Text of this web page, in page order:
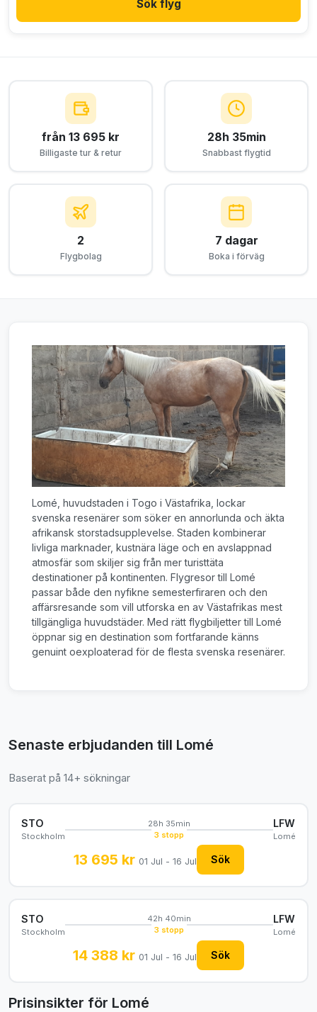
Sök flyg
från 13 695 kr
Billigaste tur & retur
28h 35min
Snabbast flygtid
2
Flygbolag
7 dagar
Boka i förväg
Lomé, huvudstaden i Togo i Västafrika, lockar
svenska resenärer som söker en annorlunda och äkta
afrikansk storstadsupplevelse. Staden kombinerar
livliga marknader, kustnära läge och en avslappnad
atmosfär som skiljer sig från mer turisttäta
destinationer på kontinenten. Flygresor till Lomé
passar både den nyfikne semesterfiraren och den
affärsresande som vill utforska en av Västafrikas mest
tillgängliga huvudstäder. Med rätt flygbiljetter till Lomé
öppnar sig en destination som fortfarande känns
genuint oexploaterad för de flesta svenska resenärer.
Senaste erbjudanden till Lomé
Baserat på 14+ sökningar
STO
Stockholm
28h 35min
3 stopp
LFW
Lomé
13 695 kr 01 Jul - 16 Jul Sök
STO
Stockholm
42h 40min
3 stopp
LFW
Lomé
14 388 kr 01 Jul - 16 Jul Sök
Prisinsikter för Lomé